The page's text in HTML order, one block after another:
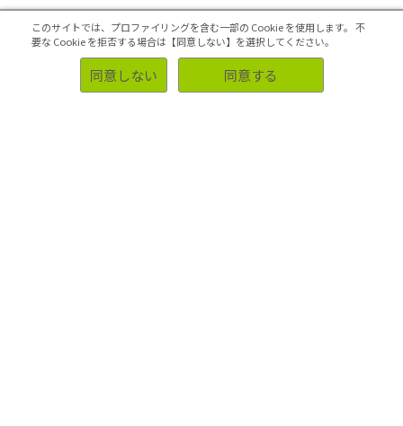
このサイトでは、プロファイリングを含む一部の Cookie を使用します。 不
要な Cookie を拒否する場合は【同意しない】を選択してください。
同意しない 同意する